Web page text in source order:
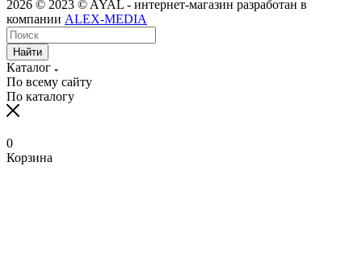
2026 © 2023 © AYAL - интернет-магазин разработан в
компании ALEX-MEDIA
Найти
Каталог
По всему сайту
По каталогу
0
Корзина